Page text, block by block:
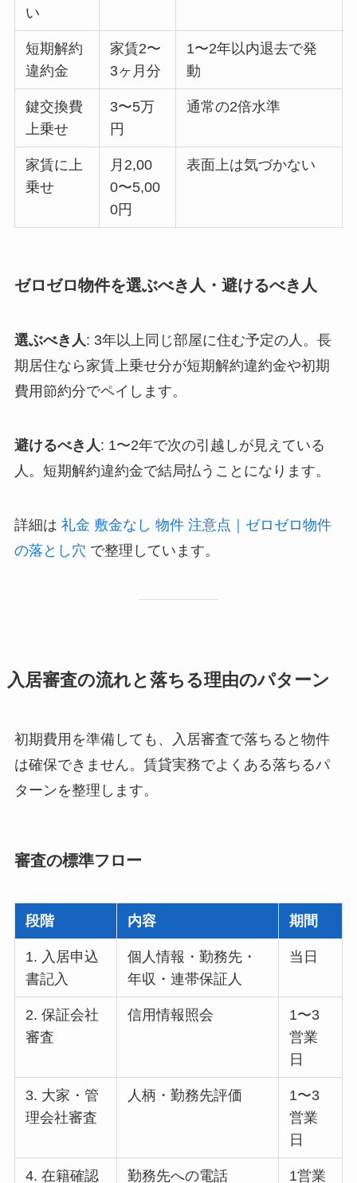
い
短期解約
違約金
家賃2〜
3ヶ月分
1〜2年以内退去で発
動
鍵交換費
上乗せ
3〜5万
円
通常の2倍水準
家賃に上
乗せ
月2,00
0〜5,00
0円
表面上は気づかない
ゼロゼロ物件を選ぶべき人・避けるべき人
選ぶべき人: 3年以上同じ部屋に住む予定の人。長
期居住なら家賃上乗せ分が短期解約違約金や初期
費用節約分でペイします。
避けるべき人: 1〜2年で次の引越しが見えている
人。短期解約違約金で結局払うことになります。
詳細は 礼金 敷金なし 物件 注意点｜ゼロゼロ物件
の落とし穴 で整理しています。
入居審査の流れと落ちる理由のパターン
初期費用を準備しても、入居審査で落ちると物件
は確保できません。賃貸実務でよくある落ちるパ
ターンを整理します。
審査の標準フロー
段階 内容 期間
1. 入居申込
書記入
個人情報・勤務先・
年収・連帯保証人
当日
2. 保証会社
審査
信用情報照会
1〜3
営業
日
3. 大家・管
理会社審査
人柄・勤務先評価
1〜3
営業
日
4. 在籍確認 勤務先への電話
1営業